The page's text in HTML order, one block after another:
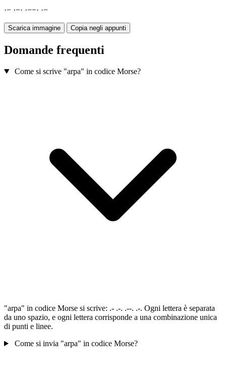
·− ·−· ·−−· ·−
Scarica immagine Copia negli appunti
Domande frequenti
Come si scrive "arpa" in codice Morse?
"arpa" in codice Morse si scrive: .- .-. .--. .-. Ogni lettera è separata
da uno spazio, e ogni lettera corrisponde a una combinazione unica
di punti e linee.
Come si invia "arpa" in codice Morse?